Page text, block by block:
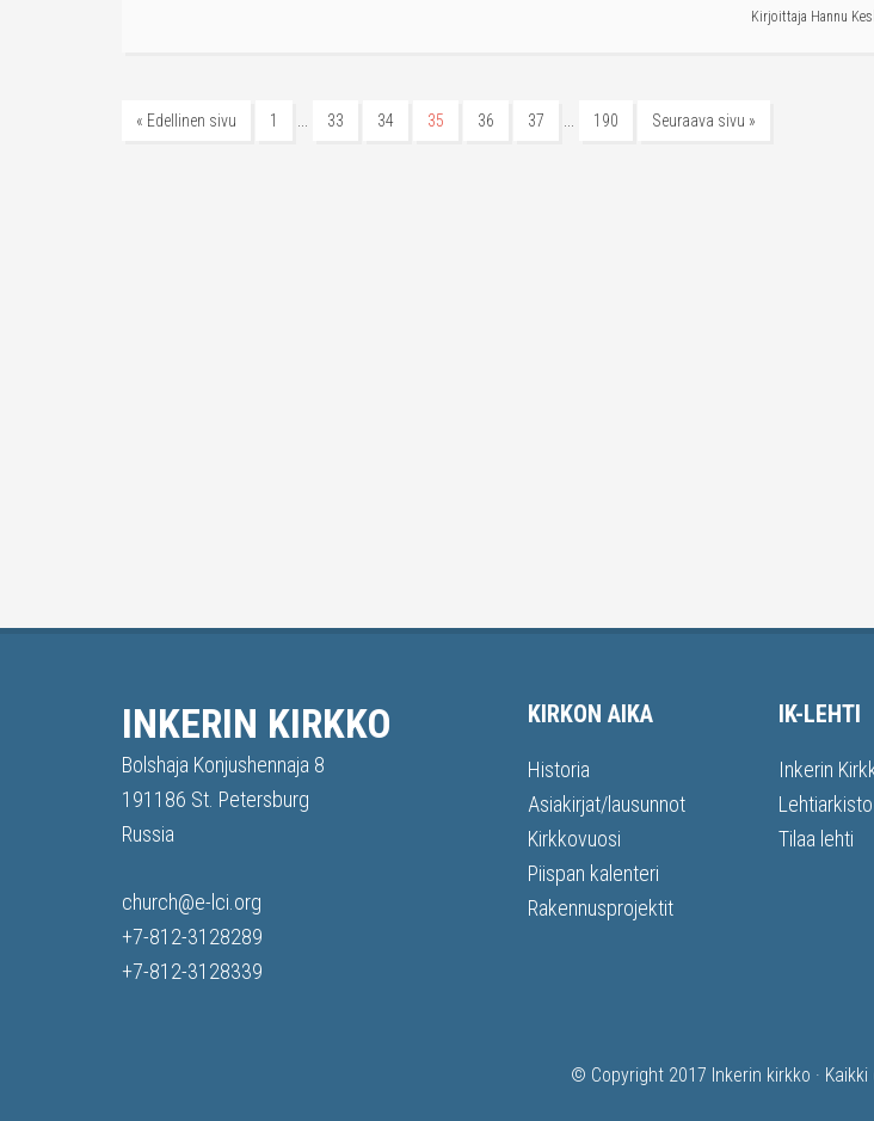
Kirjoittaja Hannu
« Edellinen sivu 1 33 34 35 36 37 190 Seuraava sivu »
INKERIN KIRKKO
Bolshaja Konjushennaja 8
191186 St. Petersburg
Russia
church@e-lci.org
+7-812-3128289
+7-812-3128339
KIRKON AIKA
Historia
Asiakirjat/lausunnot
Kirkkovuosi
Piispan kalenteri
Rakennusprojektit
IK-LEHTI
Inkerin
Lehtiarkisto
Tilaa lehti
© Copyright 2017 Inkerin kirkko ·